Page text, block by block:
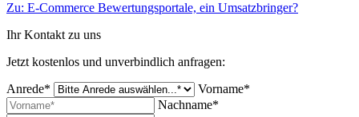
Zu: E-Commerce Bewertungsportale, ein Umsatzbringer?
Ihr Kontakt zu uns
Jetzt kostenlos und unverbindlich anfragen:
Anrede*
Vorname*
Nachname*